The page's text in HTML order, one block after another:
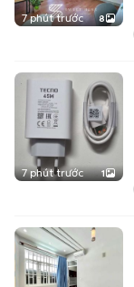
7 phút trước 8
7 phút trước 1